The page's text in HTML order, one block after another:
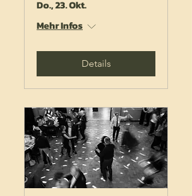
Do., 23. Okt.
Mehr Infos
Details